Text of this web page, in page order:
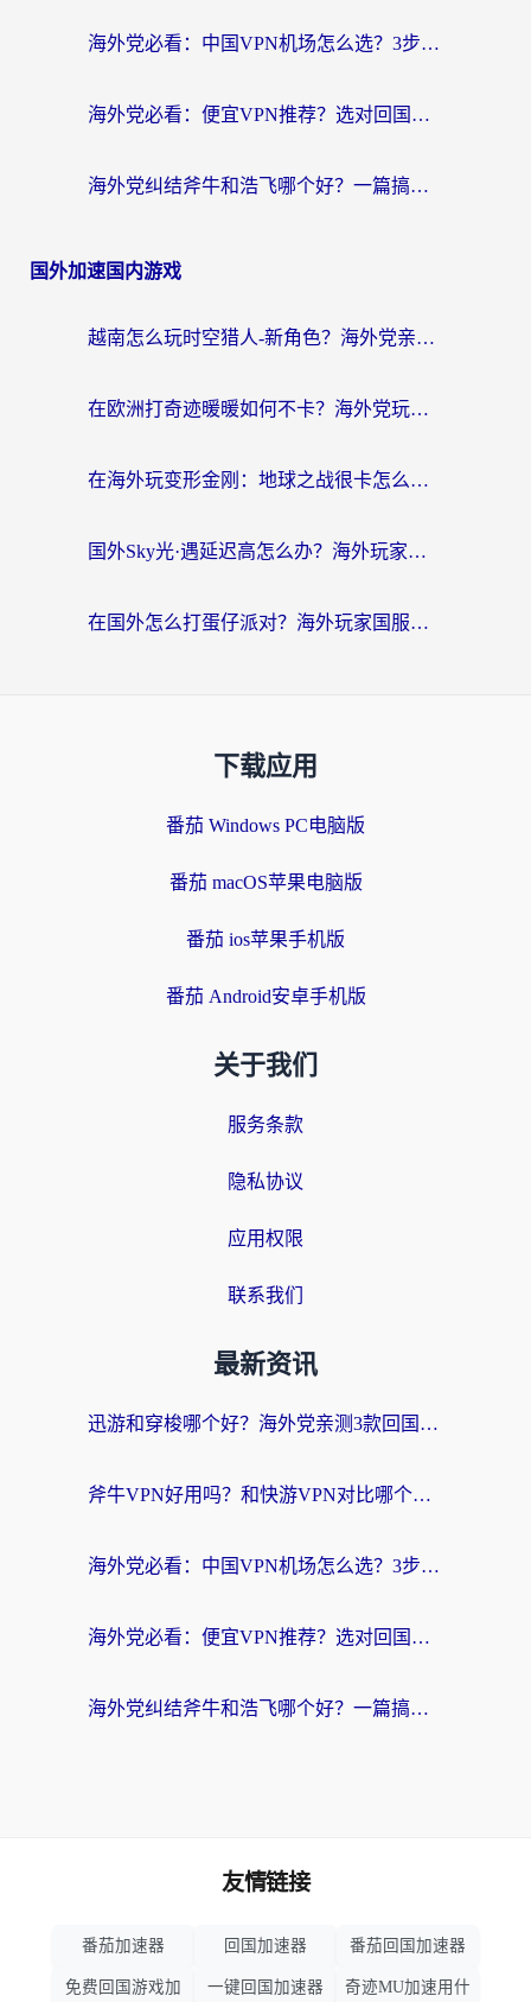
海外党必看：中国VPN机场怎么选？3步教你无缝访问国内资源（附避坑指南）
海外党必看：便宜VPN推荐？选对回国加速器才能无缝刷国内剧玩国服
海外党纠结斧牛和浩飞哪个好？一篇搞定回国加速器选择+无缝访问国内资源指南
国外加速国内游戏
越南怎么玩时空猎人-新角色？海外党亲测有效的国服游戏加速指南
在欧洲打奇迹暖暖如何不卡？海外党玩国服游戏的终极加速攻略
在海外玩变形金刚：地球之战很卡怎么办？老玩家亲测的加速器指南，解决卡顿烦恼
国外Sky光·遇延迟高怎么办？海外玩家国服游戏加速终极指南（附实测技巧）
在国外怎么打蛋仔派对？海外玩家国服游戏加速避坑指南（附实测推荐）
下载应用
番茄 Windows PC电脑版
番茄 macOS苹果电脑版
番茄 ios苹果手机版
番茄 Android安卓手机版
关于我们
服务条款
隐私协议
应用权限
联系我们
最新资讯
迅游和穿梭哪个好？海外党亲测3款回国加速器+手游加速对比，附避坑指南
斧牛VPN好用吗？和快游VPN对比哪个回国效果更好？马来西亚留学生亲测分享
海外党必看：中国VPN机场怎么选？3步教你无缝访问国内资源（附避坑指南）
海外党必看：便宜VPN推荐？选对回国加速器才能无缝刷国内剧玩国服
海外党纠结斧牛和浩飞哪个好？一篇搞定回国加速器选择+无缝访问国内资源指南
友情链接
番茄加速器 回国加速器 番茄回国加速器
免费回国游戏加 一键回国加速器 奇迹MU加速用什